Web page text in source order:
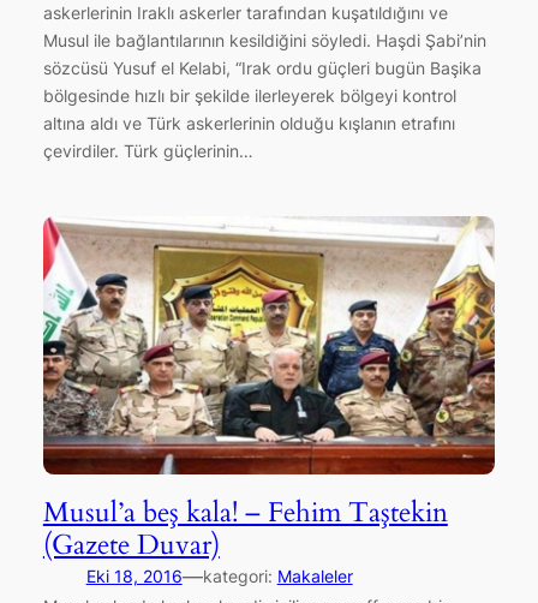
askerlerinin Iraklı askerler tarafından kuşatıldığını ve
Musul ile bağlantılarının kesildiğini söyledi. Haşdi Şabi’nin
sözcüsü Yusuf el Kelabi, “Irak ordu güçleri bugün Başika
bölgesinde hızlı bir şekilde ilerleyerek bölgeyi kontrol
altına aldı ve Türk askerlerinin olduğu kışlanın etrafını
çevirdiler. Türk güçlerinin…
Musul’a beş kala! – Fehim Taştekin
(Gazete Duvar)
Eki 18, 2016—kategori: Makaleler